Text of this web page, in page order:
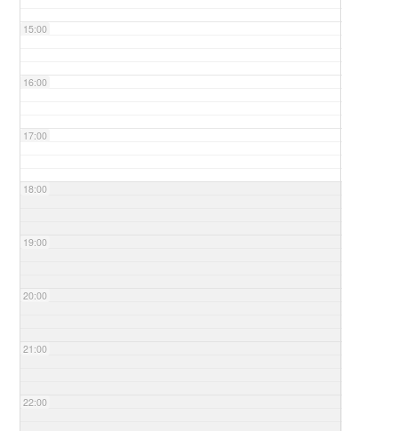
15:00
16:00
17:00
18:00
19:00
20:00
21:00
22:00